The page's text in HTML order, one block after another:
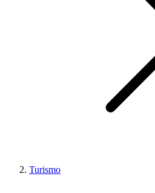
Turismo